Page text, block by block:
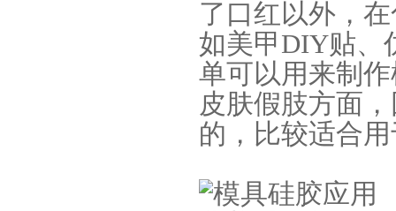
了口红以外，
如美甲DIY贴、
单可以用来制
皮肤假肢方面
的，比较适合